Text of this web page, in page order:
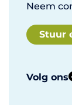
Neem
Stuur
Volg ons